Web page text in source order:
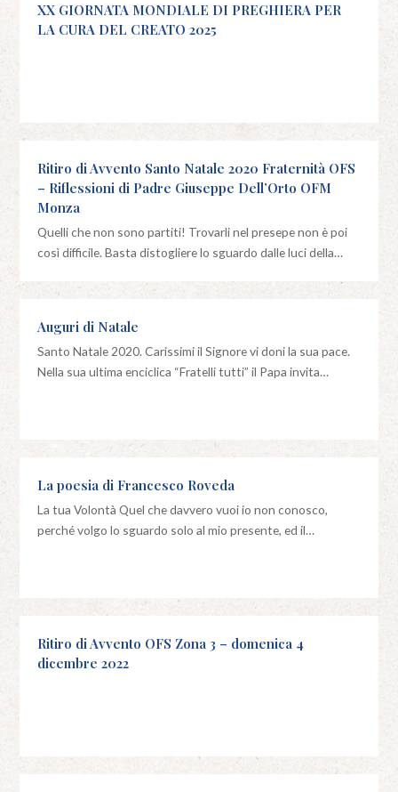
XX GIORNATA MONDIALE DI PREGHIERA PER
LA CURA DEL CREATO 2025
Ritiro di Avvento Santo Natale 2020 Fraternità OFS
– Riflessioni di Padre Giuseppe Dell’Orto OFM
Monza
Quelli che non sono partiti! Trovarli nel presepe non è poi
così difficile. Basta distogliere lo sguardo dalle luci della…
Auguri di Natale
Santo Natale 2020. Carissimi il Signore vi doni la sua pace.
Nella sua ultima enciclica “Fratelli tutti” il Papa invita…
La poesia di Francesco Roveda
La tua Volontà Quel che davvero vuoi io non conosco,
perché volgo lo sguardo solo al mio presente, ed il…
Ritiro di Avvento OFS Zona 3 – domenica 4
dicembre 2022